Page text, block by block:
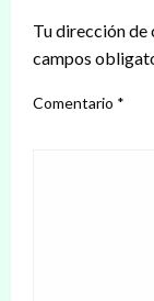
Tu dirección de
campos
Comentario *